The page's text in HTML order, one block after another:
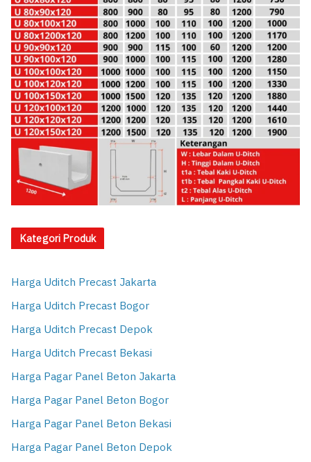
Kategori Produk
Harga Uditch Precast Jakarta
Harga Uditch Precast Bogor
Harga Uditch Precast Depok
Harga Uditch Precast Bekasi
Harga Pagar Panel Beton Jakarta
Harga Pagar Panel Beton Bogor
Harga Pagar Panel Beton Bekasi
Harga Pagar Panel Beton Depok